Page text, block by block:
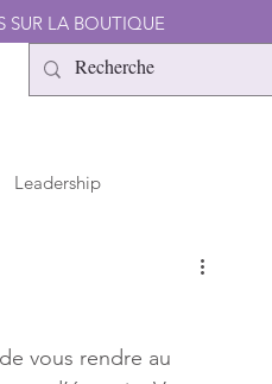
SUR LA BOUTIQUE
Leadership
vous rendre au